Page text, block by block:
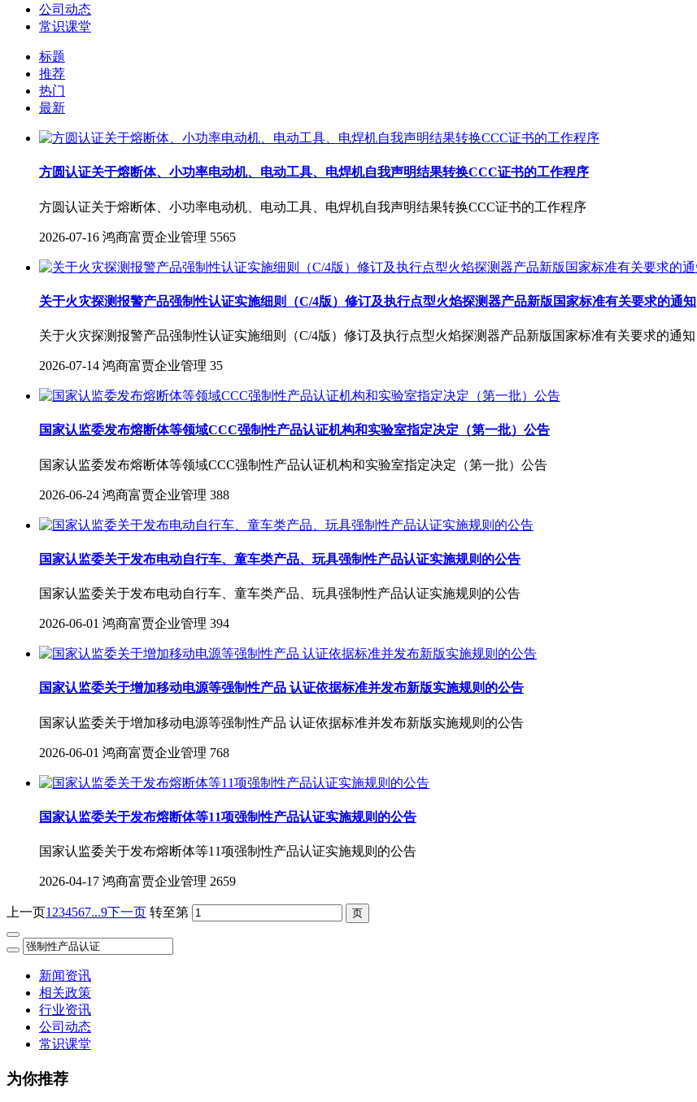
公司动态
常识课堂
标题
推荐
热门
最新
方圆认证关于熔断体、小功率电动机、电动工具、电焊机自我声明结果转换CCC证书的工作程序
方圆认证关于熔断体、小功率电动机、电动工具、电焊机自我声明结果转换CCC证书的工作程序
2026-07-16 鸿商富贾企业管理 5565
关于火灾探测报警产品强制性认证实施细则（C/4版）修订及执行点型火焰探测器产品新版国家标准有关要求的通知
关于火灾探测报警产品强制性认证实施细则（C/4版）修订及执行点型火焰探测器产品新版国家标准有关要求的通知
2026-07-14 鸿商富贾企业管理 35
国家认监委发布熔断体等领域CCC强制性产品认证机构和实验室指定决定（第一批）公告
国家认监委发布熔断体等领域CCC强制性产品认证机构和实验室指定决定（第一批）公告
2026-06-24 鸿商富贾企业管理 388
国家认监委关于发布电动自行车、童车类产品、玩具强制性产品认证实施规则的公告
国家认监委关于发布电动自行车、童车类产品、玩具强制性产品认证实施规则的公告
2026-06-01 鸿商富贾企业管理 394
国家认监委关于增加移动电源等强制性产品 认证依据标准并发布新版实施规则的公告
国家认监委关于增加移动电源等强制性产品 认证依据标准并发布新版实施规则的公告
2026-06-01 鸿商富贾企业管理 768
国家认监委关于发布熔断体等11项强制性产品认证实施规则的公告
国家认监委关于发布熔断体等11项强制性产品认证实施规则的公告
2026-04-17 鸿商富贾企业管理 2659
上一页1 234567...9下一页 转至第
新闻资讯
相关政策
行业资讯
公司动态
常识课堂
为你推荐